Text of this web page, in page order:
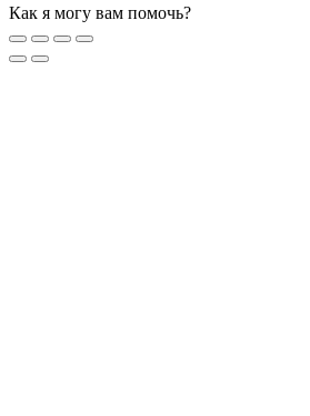
Как я могу вам помочь?